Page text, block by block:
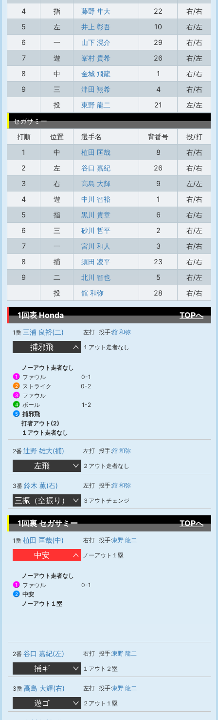
4
指 藤野 隼大 22
右/右
5
左 井上 彰吾 10
右/左
6
一 山下 滉介 29
右/右
7
遊 峯村 貴希 26
右/左
8
中 金城 飛龍 1
右/右
9
三 津田 翔希 4
右/右
投
東野 龍二 21
左/左
セガサミー
打順
位置 選手名 背番号
投/打
1
中 植田 匡哉 8
右/右
2
左 谷口 嘉紀 26
右/右
3
右 高島 大輝 9
左/左
4
遊 中川 智裕 1
右/右
5
指 黒川 貴章 6
右/右
6
三 砂川 哲平 2
右/左
7
一 宮川 和人 3
右/右
8
捕 須田 凌平 23
右/右
9
二 北川 智也 5
右/左
投
舘 和弥 28 右/右
1回表 Honda TOPへ
1番 三浦 良裕(二) 左打 投手:舘 和弥
捕邪飛 １アウト走者なし
ノーアウト走者なし
1 ファウル 0-1
2 ストライク 0-2
3 ファウル
4 ボール 1-2
5
捕邪飛
打者アウト(2)
１アウト走者なし
2番 辻野 雄大(捕) 左打 投手:舘 和弥
左飛 ２アウト走者なし
3番 鈴木 薫(右) 左打 投手:舘 和弥
三振（空振り） ３アウトチェンジ
1回裏 セガサミー TOPへ
1番 植田 匡哉(中) 右打 投手:東野 龍二
中安 ノーアウト１塁
ノーアウト走者なし
1 ファウル 0-1
2
中安
ノーアウト１塁
2番 谷口 嘉紀(左) 右打 投手:東野 龍二
捕ギ １アウト２塁
3番 高島 大輝(右) 左打 投手:東野 龍二
遊ゴ ２アウト１塁